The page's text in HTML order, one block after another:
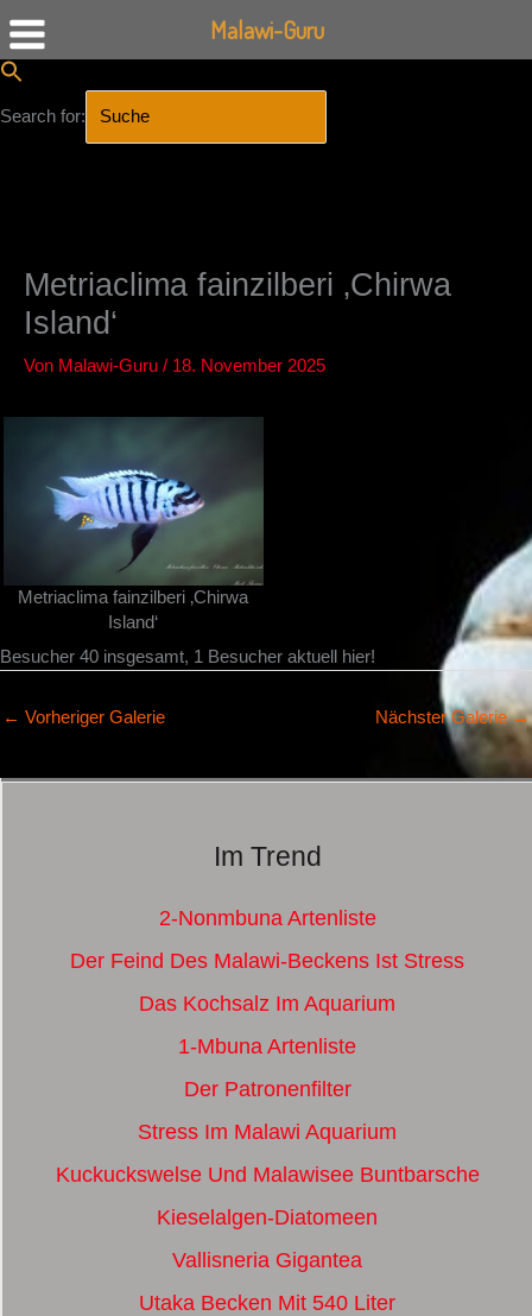
Search for:
Metriaclima fainzilberi ‚Chirwa
Island‘
Von Malawi-Guru / 18. November 2025
Metriaclima fainzilberi ‚Chirwa
Island‘
Besucher 40 insgesamt, 1 Besucher aktuell hier!
← Vorheriger Galerie Nächster Galerie→
Im Trend
2-Nonmbuna Artenliste
Der Feind Des Malawi-Beckens Ist Stress
Das Kochsalz Im Aquarium
1-Mbuna Artenliste
Der Patronenfilter
Stress Im Malawi Aquarium
Kuckuckswelse Und Malawisee Buntbarsche
Kieselalgen-Diatomeen
Vallisneria Gigantea
Utaka Becken Mit 540 Liter
Malawi-Guru